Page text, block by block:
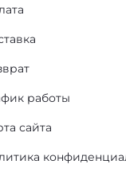
работы
сайта